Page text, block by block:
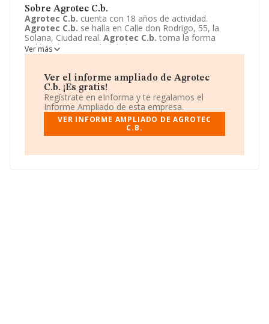
Sobre Agrotec C.b.
Agrotec C.b. cuenta con 18 años de actividad.
Agrotec C.b. se halla en Calle don Rodrigo, 55, la
Solana, Ciudad real. Agrotec C.b. toma la forma
jurídica de Comunidad de bienes.
Ver más
Ver el informe ampliado de Agrotec
C.b. ¡Es gratis!
Regístrate en eInforma y te regalamos el
Informe Ampliado de esta empresa.
VER INFORME AMPLIADO DE AGROTEC
C.B.